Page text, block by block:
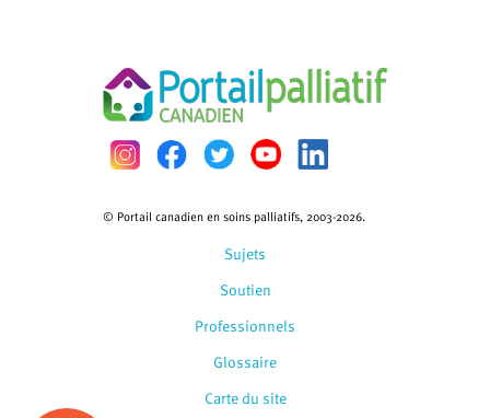
Sujets
Soutien
Professionnels
Glossaire
© Portail canadien en soins palliatifs, 2003-2026.
Carte du site